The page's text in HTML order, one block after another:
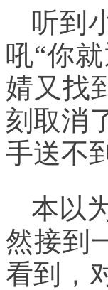
听到
吼“你
婧又找
刻取消
手送不
本以
然接到
看到，